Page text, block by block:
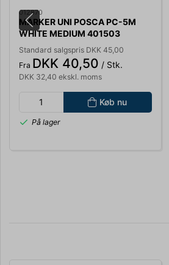
012870
MARKER UNI POSCA PC-5M
WHITE MEDIUM 401503
Standard salgspris DKK 45,00
Fra DKK 40,50 / Stk.
DKK 32,40 ekskl. moms
Køb nu
På lager